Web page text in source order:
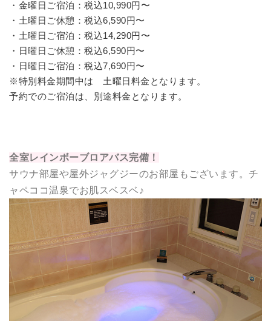
・金曜日ご宿泊： 税込10,990円〜
・土曜日ご休憩：税込6,590円〜
・土曜日ご宿泊：税込14,290円〜
・日曜日ご休憩：税込6,590円〜
・日曜日ご宿泊：税込7,690円〜
※特別料金期間中は 土曜日料金となります。
予約でのご宿泊は、別途料金となります。
全室レインボーブロアバス完備！
サウナ部屋や屋外ジャグジーのお部屋もございます。チ
ャペココ温泉でお肌スベスベ♪